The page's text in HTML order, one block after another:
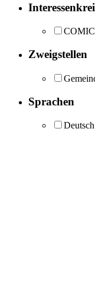
COMIC
Zweigstellen
Sprachen
Deutsch